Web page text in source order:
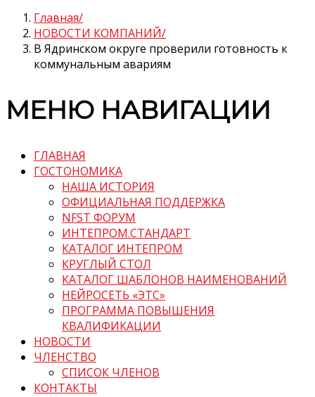
Главная
НОВОСТИ КОМПАНИЙ
В Ядринском округе проверили готовность к
коммунальным авариям
МЕНЮ НАВИГАЦИИ
ГЛАВНАЯ
ГОСТОНОМИКА
НАША ИСТОРИЯ
ОФИЦИАЛЬНАЯ ПОДДЕРЖКА
NFST ФОРУМ
ИНТЕПРОМ.СТАНДАРТ
КАТАЛОГ ИНТЕПРОМ
КРУГЛЫЙ СТОЛ
КАТАЛОГ ШАБЛОНОВ НАИМЕНОВАНИЙ
НЕЙРОСЕТЬ «ЭТС»
ПРОГРАММА ПОВЫШЕНИЯ
КВАЛИФИКАЦИИ
НОВОСТИ
ЧЛЕНСТВО
СПИСОК ЧЛЕНОВ
КОНТАКТЫ